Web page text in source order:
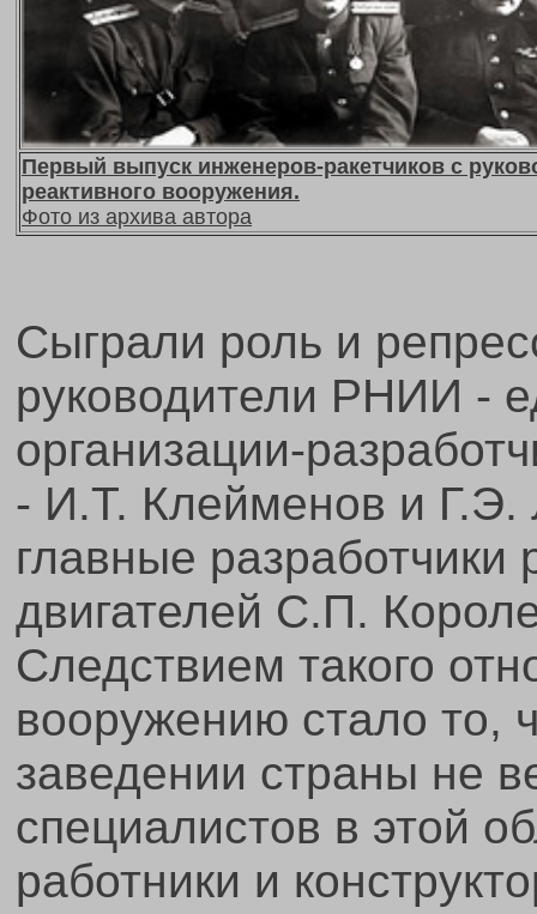
Первый выпуск инженеров-ракетчиков с
реактивного вооружения.
Фото из архива автора
Сыграли роль и
руководители РНИИ -
организации-
- И.Т. Клейменов и Г.Э.
главные разработчики
двигателей С.П.
Следствием такого
вооружению стало то,
заведении страны не
специалистов в этой
работники и